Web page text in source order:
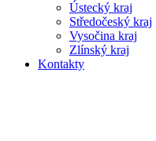
Ústecký kraj
Středočeský kraj
Vysočina kraj
Zlínský kraj
Kontakty